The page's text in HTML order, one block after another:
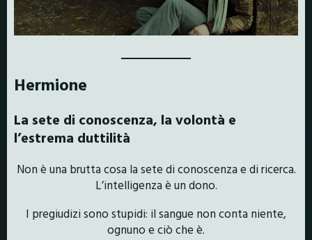
Hermione
La sete di conoscenza, la volontà e
l’estrema duttilità
Non è una brutta cosa la sete di conoscenza e di ricerca.
L’intelligenza è un dono.
I pregiudizi sono stupidi: il sangue non conta niente,
ognuno e ciò che è.